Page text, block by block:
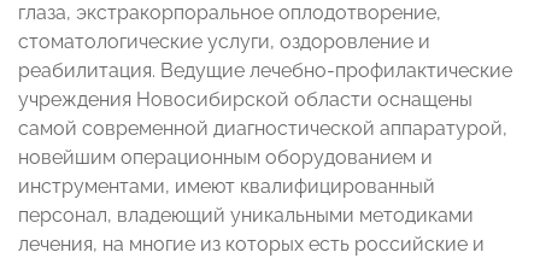
глаза, экстракорпоральное оплодотворение,
стоматологические услуги, оздоровление и
реабилитация. Ведущие лечебно-профилактические
учреждения Новосибирской области оснащены
самой современной диагностической аппаратурой,
новейшим операционным оборудованием и
инструментами, имеют квалифицированный
персонал, владеющий уникальными методиками
лечения, на многие из которых есть российские и